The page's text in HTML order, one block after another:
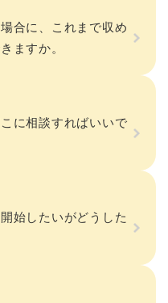
合に、これまで収め
ますか。
に相談すればいいで
始したいがどうした